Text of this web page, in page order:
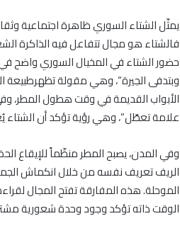
يمثّل الشتاء السوري ظاهرة اجتماعية
فالشتاء هو مجال تتفاعل فيه الذاكرة
حضور الشتاء في المخيال السوري واضح في
وبتدفى الجيرة“، وهي مقولةتظهرطبيعة
الأبواب القديمةفي وقت هطولالمطر،
علامة تعطّل“، وهي رؤية تؤكد أن الشتاء
وفي المدن، يصبح المطر منظّماً للإيقاع
الريف تعريف نفسه من خلال انكماش
الموحلة. هذه المفارقة تفتح المجال
الوقت ذاته تؤكد وجود وحدة شعورية